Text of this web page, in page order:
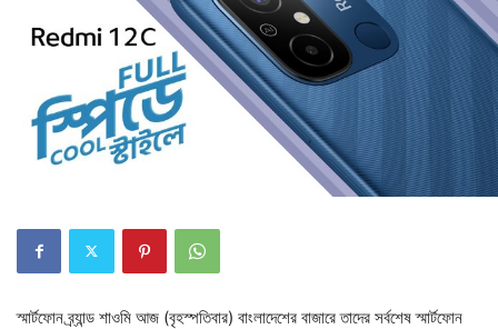
স্মার্টফোন ব্র্যান্ড শাওমি আজ (বৃহস্পতিবার) বাংলাদেশের বাজারে তাদের সর্বশেষ স্মার্টফোন